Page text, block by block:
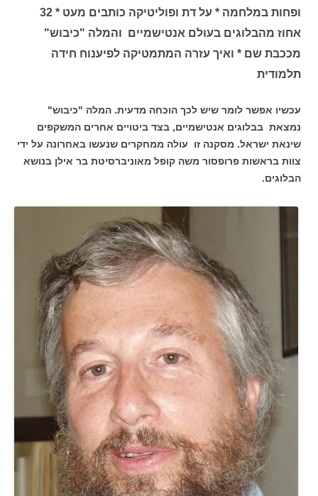
ופחות במלחמה * על דת ופוליטיקה כותבים מעט * 32
אחוז מהבלוגים בעולם אנטישמיים והמלה "כיבוש"
מככבת שם * ואיך עזרה המתמטיקה לפיענוח חידה
תלמודית
עכשיו אפשר לומר שיש לכך הוכחה מדעית. המלה "כיבוש"
נמצאת בבלוגים אנטישמיים, בצד ביטויים אחרים המשקפים
שינאת ישראל. מסקנה זו עולה ממחקרים שנעשו באחרונה על ידי
צוות בראשות פרופסור משה קופל מאוניברסיטת בר אילן בנושא
הבלוגים.